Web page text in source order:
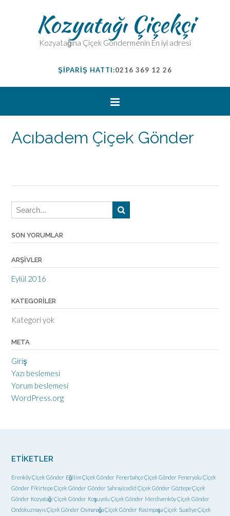
Kozyatağı Çiçekçi
Kozyatağına Çiçek Göndermenin En iyi adresi
ŞİPARİŞ HATTI:0216 369 12 26
Acıbadem Çiçek Gönder
SON YORUMLAR
ARŞIVLER
Eylül 2016
KATEGORILER
Kategori yok
META
Giriş
Yazı beslemesi
Yorum beslemesi
WordPress.org
ETIKETLER
Erenköy Çiçek Gönder Eğitim Çiçek Gönder Fenerbahçe Çiçek Gönder Feneryolu Çiçek
Gönder Fikirtepe Çiçek Gönder Gönder Sahrayicedid Çiçek Gönder Göztepe Çiçek
Gönder Kozyatağı Çiçek Gönder Koşuyolu Çiçek Gönder Merdivenköy Çiçek Gönder
Ondokuzmayıs Çiçek Gönder Osmanağa Çiçek Gönder Rasimpaşa Çiçek Suadiye Çiçek